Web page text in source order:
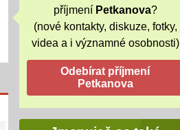
příjmení Petkanova?
(nové kontakty, diskuze, fotky,
videa a i významné osobnosti)